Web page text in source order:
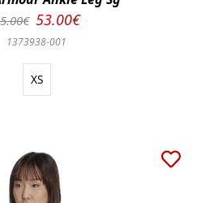
53.00€
1373938-001
XS